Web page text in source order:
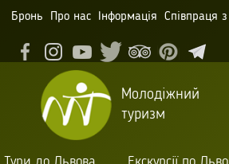
Бронь Про нас Інформація Співпраця з
Молодіжний
туризм